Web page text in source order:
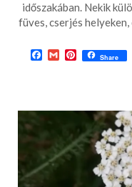
időszakában. Nekik
füves, cserjés
Facebook
GmailPinterest
Share